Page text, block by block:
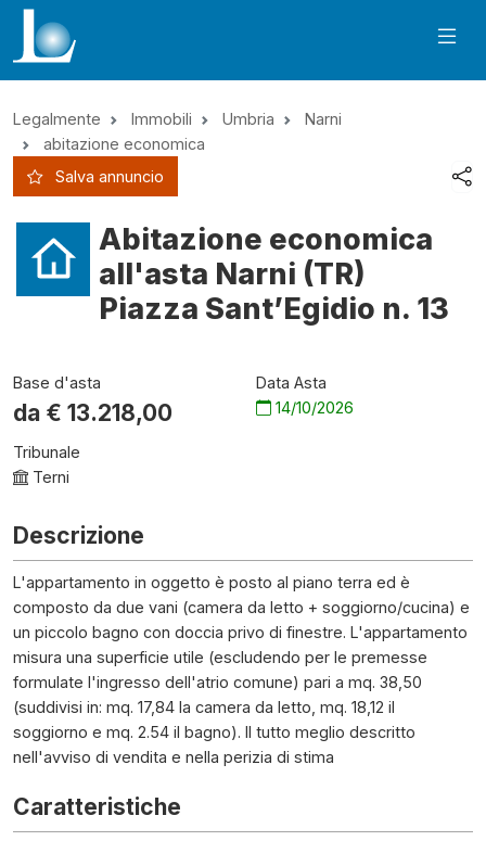
Legalmente Immobili Umbria
Narni
abitazione economica
Salva annuncio
Abitazione economica
all'asta Narni (TR)
Piazza Sant’Egidio n. 13
Base d'asta
da € 13.218,00
Data Asta
14/10/2026
Tribunale
Terni
Descrizione
L'appartamento in oggetto è posto al piano terra ed è
composto da due vani (camera da letto + soggiorno/cucina) e
un piccolo bagno con doccia privo di finestre. L'appartamento
misura una superficie utile (escludendo per le premesse
formulate l'ingresso dell'atrio comune) pari a mq. 38,50
(suddivisi in: mq. 17,84 la camera da letto, mq. 18,12 il
soggiorno e mq. 2.54 il bagno). Il tutto meglio descritto
nell'avviso di vendita e nella perizia di stima
Caratteristiche